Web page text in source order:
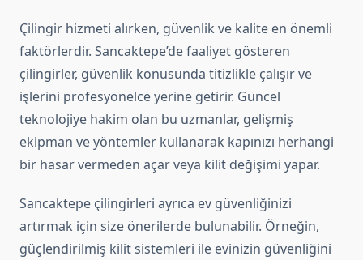
Çilingir hizmeti alırken, güvenlik ve kalite en önemli
faktörlerdir. Sancaktepe’de faaliyet gösteren
çilingirler, güvenlik konusunda titizlikle çalışır ve
işlerini profesyonelce yerine getirir. Güncel
teknolojiye hakim olan bu uzmanlar, gelişmiş
ekipman ve yöntemler kullanarak kapınızı herhangi
bir hasar vermeden açar veya kilit değişimi yapar.
Sancaktepe çilingirleri ayrıca ev güvenliğinizi
artırmak için size önerilerde bulunabilir. Örneğin,
güçlendirilmiş kilit sistemleri ile evinizin güvenliğini